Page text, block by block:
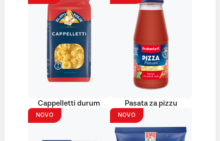
Cappelletti durum Pasata za pizzu
NOVO NOVO